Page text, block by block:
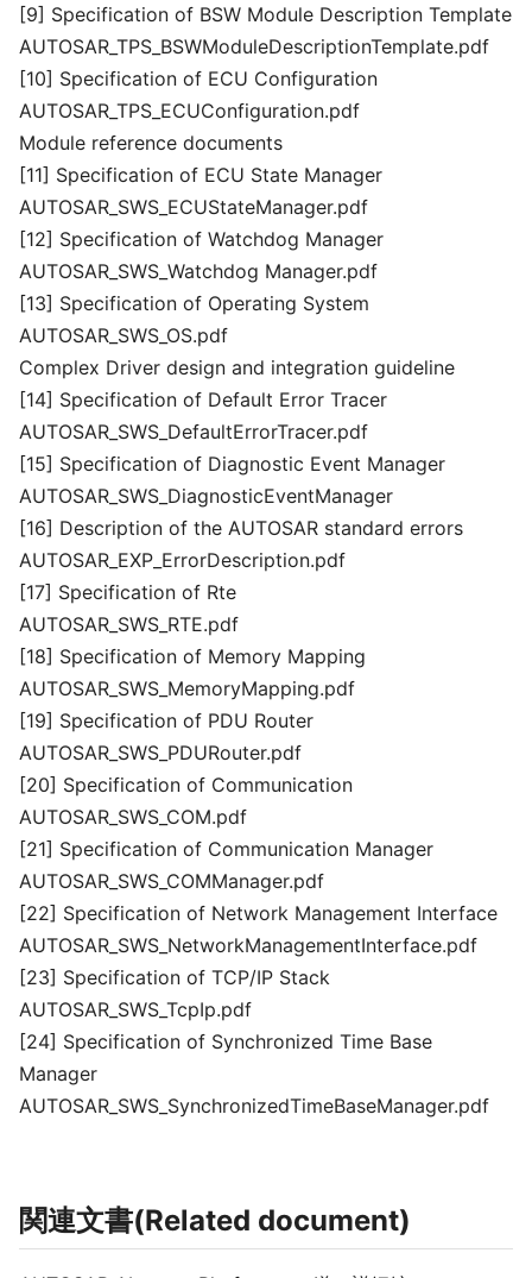
[9] Specification of BSW Module Description Template
AUTOSAR_TPS_BSWModuleDescriptionTemplate.pdf
[10] Specification of ECU Configuration
AUTOSAR_TPS_ECUConfiguration.pdf
Module reference documents
[11] Specification of ECU State Manager
AUTOSAR_SWS_ECUStateManager.pdf
[12] Specification of Watchdog Manager
AUTOSAR_SWS_Watchdog Manager.pdf
[13] Specification of Operating System
AUTOSAR_SWS_OS.pdf
Complex Driver design and integration guideline
[14] Specification of Default Error Tracer
AUTOSAR_SWS_DefaultErrorTracer.pdf
[15] Specification of Diagnostic Event Manager
AUTOSAR_SWS_DiagnosticEventManager
[16] Description of the AUTOSAR standard errors
AUTOSAR_EXP_ErrorDescription.pdf
[17] Specification of Rte
AUTOSAR_SWS_RTE.pdf
[18] Specification of Memory Mapping
AUTOSAR_SWS_MemoryMapping.pdf
[19] Specification of PDU Router
AUTOSAR_SWS_PDURouter.pdf
[20] Specification of Communication
AUTOSAR_SWS_COM.pdf
[21] Specification of Communication Manager
AUTOSAR_SWS_COMManager.pdf
[22] Specification of Network Management Interface
AUTOSAR_SWS_NetworkManagementInterface.pdf
[23] Specification of TCP/IP Stack
AUTOSAR_SWS_TcpIp.pdf
[24] Specification of Synchronized Time Base
Manager
AUTOSAR_SWS_SynchronizedTimeBaseManager.pdf
関連文書(Related document)